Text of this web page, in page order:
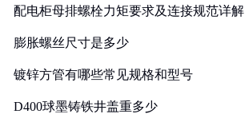
配电柜母排螺栓力矩要求及连接规范详解
膨胀螺丝尺寸是多少
镀锌方管有哪些常见规格和型号
D400球墨铸铁井盖重多少